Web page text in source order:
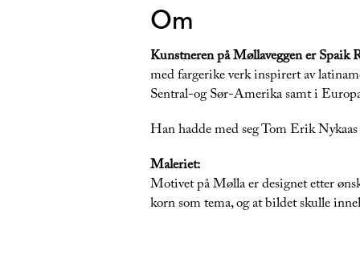
Om
Kunstneren på Møllaveggen er
med fargerike verk inspirert av
Sentral-og Sør-Amerika samt i
Han hadde med seg Tom Erik
Maleriet:
Motivet på Mølla er designet etter
korn som tema, og at bildet skulle